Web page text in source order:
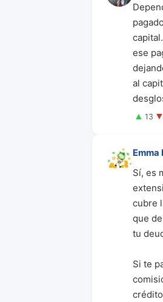
ese
al
▲ 13 ▼
Emma
Sí, es
cubre
que
tu
Si te